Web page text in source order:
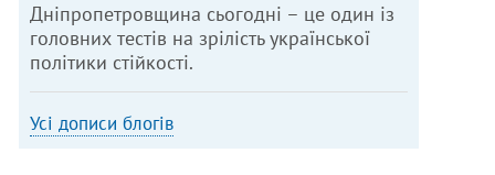
Дніпропетровщина сьогодні – це один із
головних тестів на зрілість української
політики стійкості.
Усі дописи блогів